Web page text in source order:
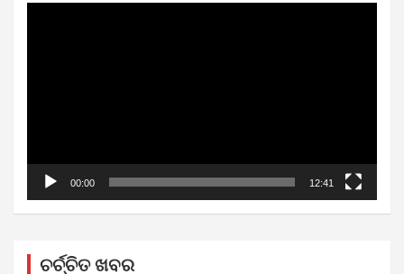
00:00 12:41
ଚର୍ଚ୍ଚିତ ଖବର